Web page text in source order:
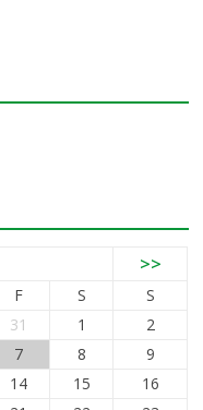
>>
F S
S
31 1
2
7 8
9
14 15
16